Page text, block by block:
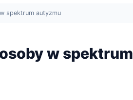
spektrum autyzmu
w spektrum